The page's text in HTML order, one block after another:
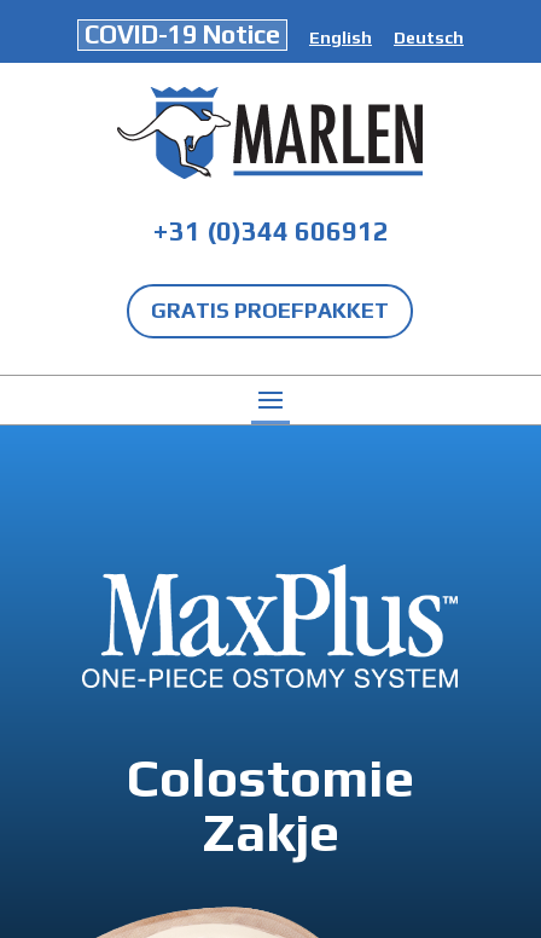
COVID-19 Notice English Deutsch
+31 (0)344 606912
GRATIS PROEFPAKKET
Colostomie
Zakje